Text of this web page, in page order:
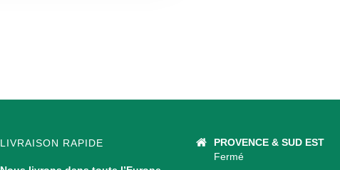
LIVRAISON RAPIDE
PROVENCE & SUD EST
Fermé